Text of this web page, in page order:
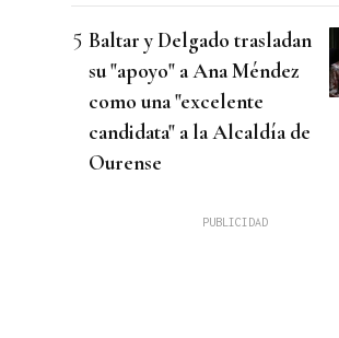
Baltar y Delgado trasladan
su "apoyo" a Ana Méndez
como una "excelente
candidata" a la Alcaldía de
Ourense